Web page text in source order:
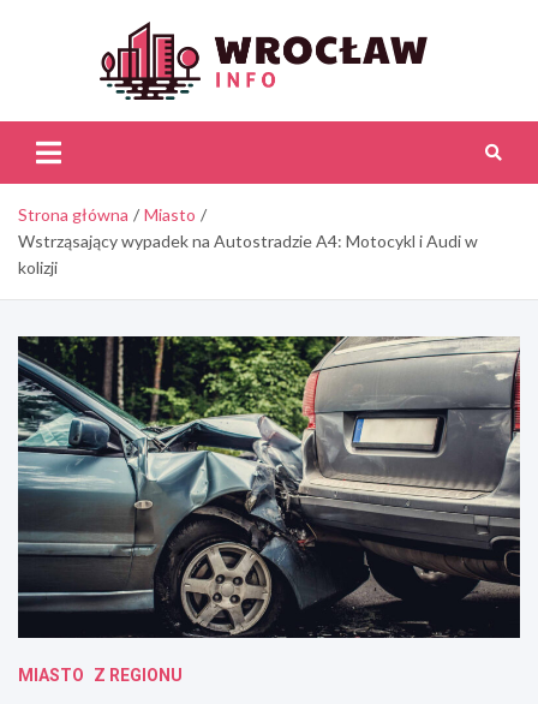
Strona główna
Miasto
Wstrząsający wypadek na Autostradzie A4: Motocykl i Audi w
kolizji
MIASTO Z REGIONU